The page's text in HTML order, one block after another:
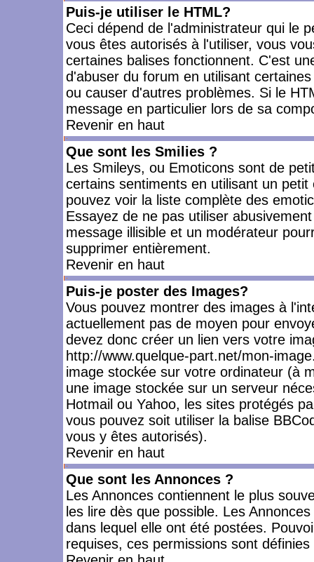
Puis-je utiliser le HTML?
Ceci dépend de l'administrateur qui le
vous êtes autorisés à l'utiliser, vous
certaines balises fonctionnent. C'est
d'abuser du forum en utilisant
ou causer d'autres problèmes. Si le
message en particulier lors de sa
Revenir en haut
Que sont les Smilies ?
Les Smileys, ou Emoticons sont de
certains sentiments en utilisant un
pouvez voir la liste complète des
Essayez de ne pas utiliser
message illisible et un modérateur
supprimer entièrement.
Revenir en haut
Puis-je poster des Images?
Vous pouvez montrer des images à
actuellement pas de moyen pour
devez donc créer un lien vers votre
http://www.quelque-part.net/mon-
image stockée sur votre ordinateur (à
une image stockée sur un serveur
Hotmail ou Yahoo, les sites protégés
vous pouvez soit utiliser la balise
vous y êtes autorisés).
Revenir en haut
Que sont les Annonces ?
Les Annonces contiennent le plus
les lire dès que possible. Les
dans lequel elle ont été postées.
requises, ces permissions sont